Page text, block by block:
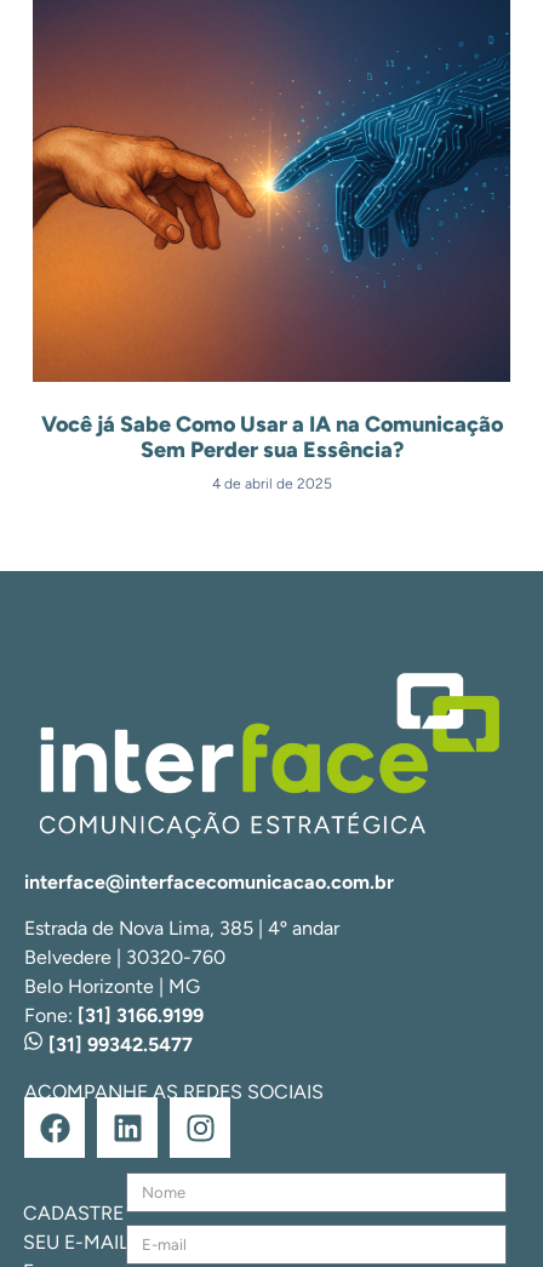
Você já Sabe Como Usar a IA na Comunicação
Sem Perder sua Essência?
4 de abril de 2025
interface@interfacecomunicacao.com.br
Estrada de Nova Lima, 385 | 4º andar
Belvedere | 30320-760
Belo Horizonte | MG
Fone: [31] 3166.9199
[31] 99342.5477
ACOMPANHE AS REDES SOCIAIS
CADASTRE
SEU E-MAIL